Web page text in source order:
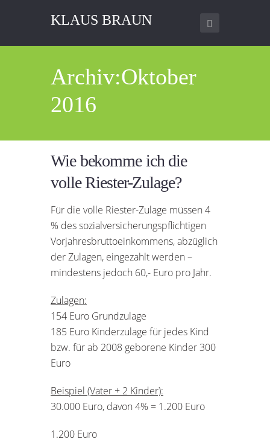
KLAUS BRAUN
Archiv:Oktober
2016
Wie bekomme ich die
volle Riester-Zulage?
Für die volle Riester-Zulage müssen 4
% des sozialversicherungspflichtigen
Vorjahresbruttoeinkommens, abzüglich
der Zulagen, eingezahlt werden –
mindestens jedoch 60,- Euro pro Jahr.
Zulagen:
154 Euro Grundzulage
185 Euro Kinderzulage für jedes Kind
bzw. für ab 2008 geborene Kinder 300
Euro
Beispiel (Vater + 2 Kinder):
30.000 Euro, davon 4% = 1.200 Euro
1.200 Euro